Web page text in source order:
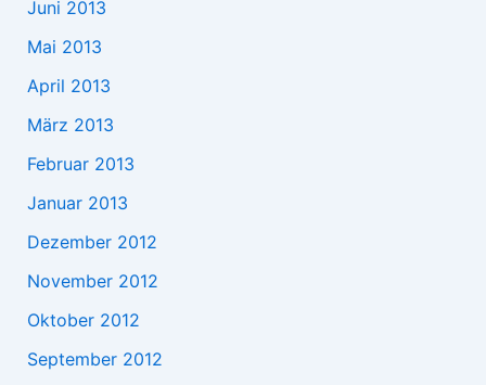
Juni 2013
Mai 2013
April 2013
März 2013
Februar 2013
Januar 2013
Dezember 2012
November 2012
Oktober 2012
September 2012